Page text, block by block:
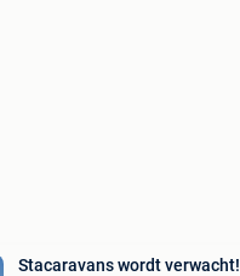
Stacaravans wordt verwacht!